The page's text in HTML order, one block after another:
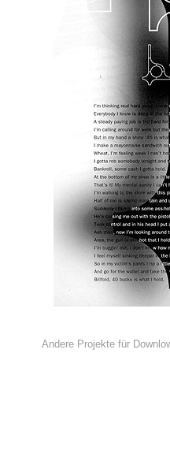
Andere Projekte für